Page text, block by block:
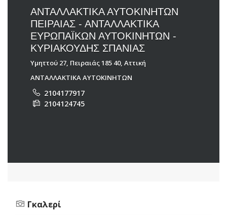
ΑΝΤΑΛΛΑΚΤΙΚΑ ΑΥΤΟΚΙΝΗΤΩΝ
ΠΕΙΡΑΙΑΣ - ΑΝΤΑΛΛΑΚΤΙΚΑ
ΕΥΡΩΠΑΪΚΩΝ ΑΥΤΟΚΙΝΗΤΩΝ -
ΚΥΡΙΑΚΟΥΔΗΣ ΣΠΑΝΙΑΣ
Υμηττού 27, Πειραιάς 185 40, Αττική
ΑΝΤΑΛΛΑΚΤΙΚΑ ΑΥΤΟΚΙΝΗΤΩΝ
2104177917
2104124745
Γκαλερί